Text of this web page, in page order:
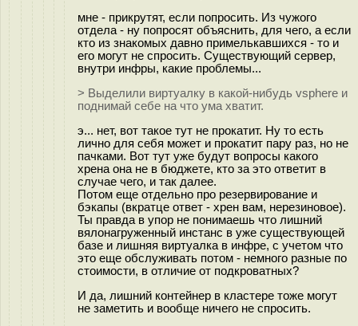
мне - прикрутят, если попросить. Из чужого
отдела - ну попросят объяснить, для чего, а если
кто из знакомых давно примелькавшихся - то и
его могут не спросить. Существующий сервер,
внутри инфры, какие проблемы...
> Выделили виртуалку в какой-нибудь vsphere и
поднимай себе на что ума хватит.
э... нет, вот такое тут не прокатит. Ну то есть
лично для себя может и прокатит пару раз, но не
пачками. Вот тут уже будут вопросы какого
хрена она не в бюджете, кто за это ответит в
случае чего, и так далее.
Потом еще отдельно про резервирование и
бэкапы (вкратце ответ - хрен вам, нерезиновое).
Ты правда в упор не понимаешь что лишний
вялонагруженный инстанс в уже существующей
базе и лишняя виртуалка в инфре, с учетом что
это еще обслуживать потом - немного разные по
стоимости, в отличие от подкроватных?
И да, лишний контейнер в кластере тоже могут
не заметить и вообще ничего не спросить.